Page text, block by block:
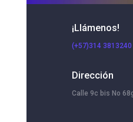
¡Llámenos!
(+57)314 3813240
Dirección
Calle 9c bis No